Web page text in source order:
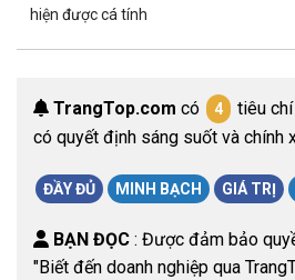
hiện được cá tính
TrangTop.com có 4
tiêu
có quyết định sáng suốt và chính
ĐẦY ĐỦ MINH BẠCH GIÁ TRỊ
BẠN ĐỌC : Được đảm bảo
"Biết đến doanh nghiệp qua